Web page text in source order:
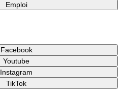
Emploi
Facebook
Youtube
Instagram
TikTok